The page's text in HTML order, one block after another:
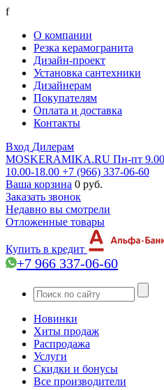
f
О компании
Резка керамогранита
Дизайн-проект
Установка сантехники
Дизайнерам
Покупателям
Оплата и доставка
Контакты
Вход Дилерам
MOSKERAMIKA.RU Пн-пт
10.00-18.00 +7 (966) 337-06-60
Ваша корзина 0 руб.
Заказать звонок
Недавно вы смотрели
Отложенные товары
Купить в кредит
+7 966 337-06-60
Новинки
Хиты продаж
Распродажа
Услуги
Скидки и бонусы
Все производители